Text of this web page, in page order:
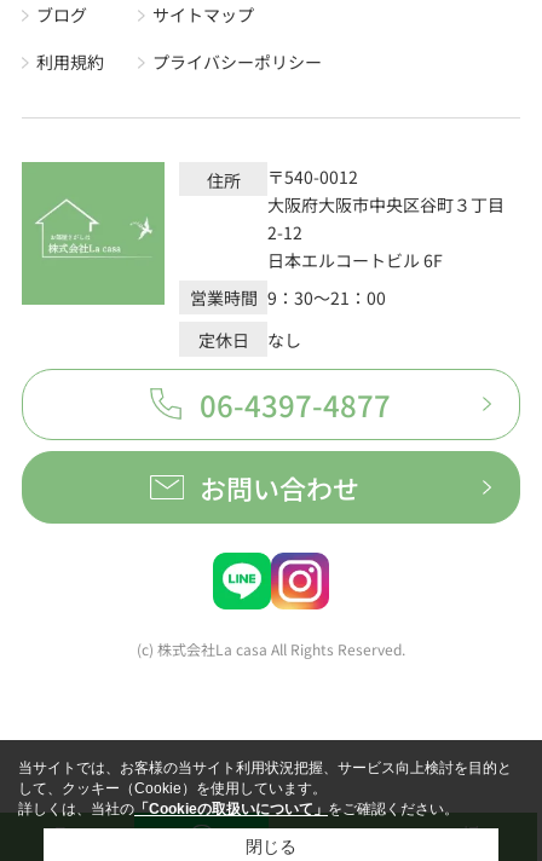
ブログ
利用規約
サイトマップ
プライバシーポリシー
住所
〒540-0012
大阪府大阪市中央区谷町３丁目
2-12
日本エルコートビル 6F
営業時間 9：30～21：00
定休日
なし
06-4397-4877
お問い合わせ
(c) 株式会社La casa All Rights Reserved.
当サイトでは、お客様の当サイト利用状況把握、サービス向上検討を目的と
して、クッキー（Cookie）を使用しています。
詳しくは、当社の「Cookieの取扱いについて」をご確認ください。
閉じる